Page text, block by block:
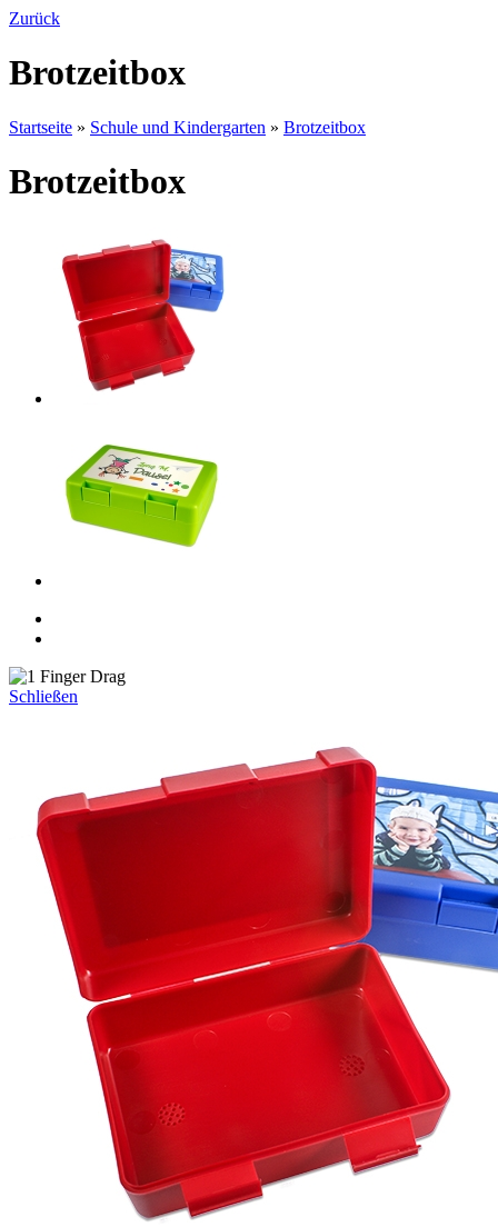
Zurück
Brotzeitbox
Startseite » Schule und Kindergarten » Brotzeitbox
Brotzeitbox
Schließen